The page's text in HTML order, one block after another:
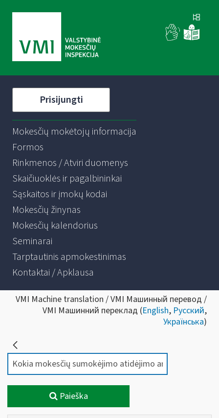
Prisijungti
Mokesčių mokėtojų informacija
Formos
Rinkmenos / Atviri duomenys
Skaičiuoklės ir pagalbininkai
Sąskaitos ir įmokų kodai
Mokesčių žinynas
Mokesčių kalendorius
Seminarai
Tarptautinis apmokestinimas
Kontaktai / Apklausa
VMI Machine translation / VMI Машинный перевод /
VMI Машинний переклад (English, Русский,
Українська)
Paieška